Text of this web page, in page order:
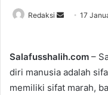
Redaksi
d
a
n
17
Salafusshalih.com –
diri manusia adalah
memiliki sifat marah,